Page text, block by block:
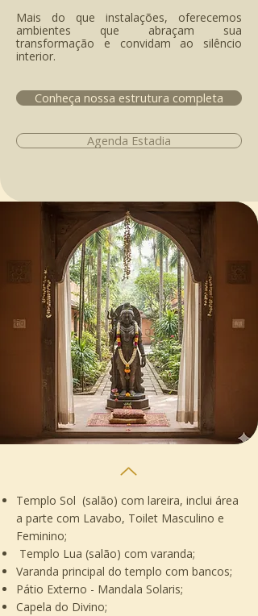
Mais do que instalações, oferecemos
ambientes que abraçam sua
transformação e convidam ao silêncio
interior.
Conheça nossa estrutura completa
Agenda Estadia
Templo Sol (salão) com lareira, inclui área
a parte com Lavabo, Toilet Masculino e
Feminino;
Templo Lua (salão) com varanda;
Varanda principal do templo com bancos;
Pátio Externo - Mandala Solaris;
Capela do Divino;